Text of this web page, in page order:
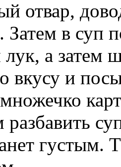
отвар,
Затем в суп
а затем
вкусу и
густым.